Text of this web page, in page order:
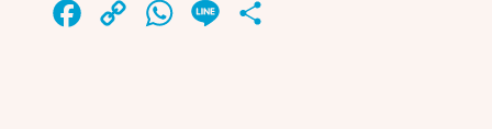
Facebook
Copy
WhatsApp
Line